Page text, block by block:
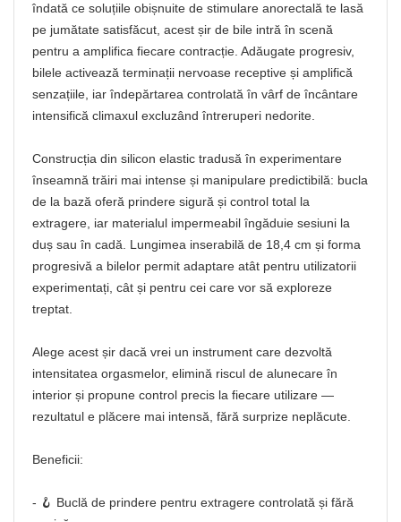
îndată ce soluțiile obișnuite de stimulare anorectală te lasă
pe jumătate satisfăcut, acest șir de bile intră în scenă
pentru a amplifica fiecare contracție. Adăugate progresiv,
bilele activează terminații nervoase receptive și amplifică
senzațiile, iar îndepărtarea controlată în vârf de încântare
intensifică climaxul excluzând întreruperi nedorite.
Construcția din silicon elastic tradusă în experimentare
înseamnă trăiri mai intense și manipulare predictibilă: bucla
de la bază oferă prindere sigură și control total la
extragere, iar materialul impermeabil îngăduie sesiuni la
duș sau în cadă. Lungimea inserabilă de 18,4 cm și forma
progresivă a bilelor permit adaptare atât pentru utilizatorii
experimentați, cât și pentru cei care vor să exploreze
treptat.
Alege acest șir dacă vrei un instrument care dezvoltă
intensitatea orgasmelor, elimină riscul de alunecare în
interior și propune control precis la fiecare utilizare —
rezultatul e plăcere mai intensă, fără surprize neplăcute.
Beneficii:
- 🪝 Buclă de prindere pentru extragere controlată și fără